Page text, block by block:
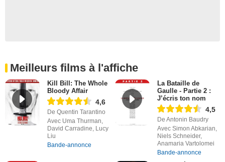
Meilleurs films à l'affiche
Kill Bill: The Whole
Bloody Affair
4,6
De Quentin Tarantino
Avec Uma Thurman,
David Carradine, Lucy
Liu
Bande-annonce
La Bataille de
Gaulle - Partie 2 :
J’écris ton nom
4,5
De Antonin Baudry
Avec Simon Abkarian,
Niels Schneider,
Anamaria Vartolomei
Bande-annonce